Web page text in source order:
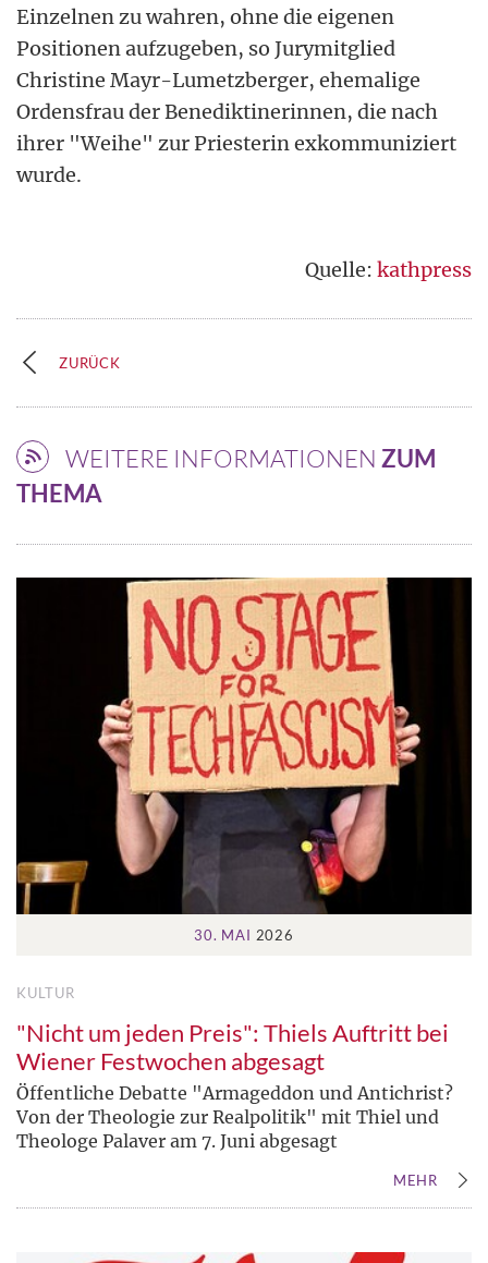
Einzelnen zu wahren, ohne die eigenen
Positionen aufzugeben, so Jurymitglied
Christine Mayr-Lumetzberger, ehemalige
Ordensfrau der Benediktinerinnen, die nach
ihrer "Weihe" zur Priesterin exkommuniziert
wurde.
Quelle: kathpress
ZURÜCK
WEITERE INFORMATIONEN ZUM
THEMA
30. MAI 2026
KULTUR
"Nicht um jeden Preis": Thiels Auftritt bei
Wiener Festwochen abgesagt
Öffentliche Debatte "Armageddon und Antichrist?
Von der Theologie zur Realpolitik" mit Thiel und
Theologe Palaver am 7. Juni abgesagt
MEHR